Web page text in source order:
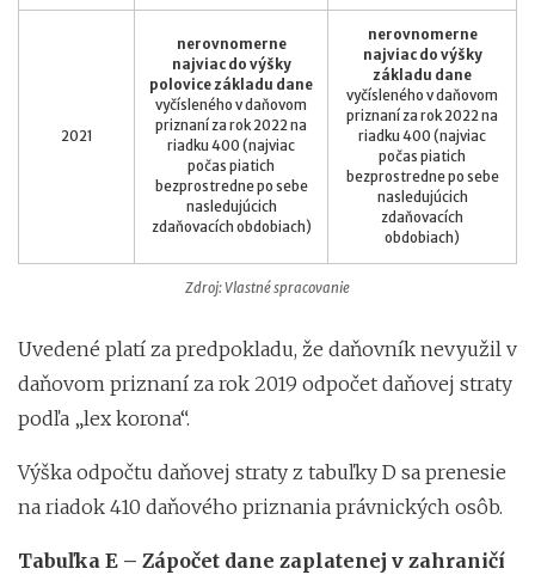
Zdroj: Vlastné spracovanie
2021
nerovnomerne
najviac do výšky
polovice základu dane
vyčísleného v daňovom
priznaní za rok 2022 na
riadku 400 (najviac
počas piatich
bezprostredne po sebe
nasledujúcich
zdaňovacích obdobiach)
nerovnomerne
najviac do výšky
základu dane
vyčísleného v daňovom
priznaní za rok 2022 na
riadku 400 (najviac
počas piatich
bezprostredne po sebe
nasledujúcich
zdaňovacích
obdobiach)
Uvedené platí za predpokladu, že daňovník nevyužil v
daňovom priznaní za rok 2019 odpočet daňovej straty
podľa „lex korona“.
Výška odpočtu daňovej straty z tabuľky D sa prenesie
na riadok 410 daňového priznania právnických osôb.
Tabuľka E – Zápočet dane zaplatenej v zahraničí